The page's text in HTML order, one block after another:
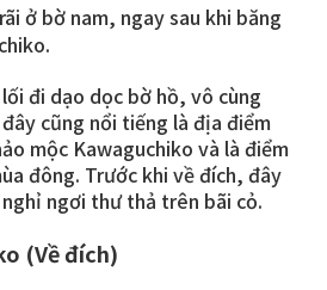
ở bờ nam, ngay sau khi băng
lối đi dạo dọc bờ hồ, vô cùng
cũng nổi tiếng là địa điểm
mộc Kawaguchiko và là điểm
đông. Trước khi về đích, đây
ngơi thư thả trên bãi cỏ.
(Về đích)